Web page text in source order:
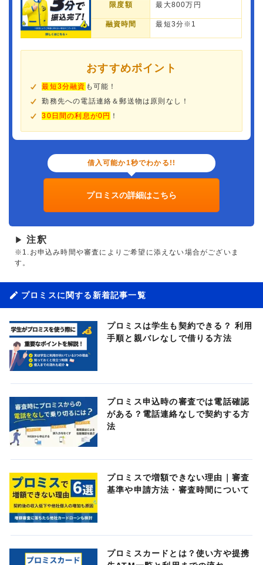
限度額 最大800万円
融資時間 最短3分※1
おすすめポイント
最短3分融資 も可能！
勤務先への電話連絡＆郵送物は原則なし！
30日間の利息が0円 ！
借入可能か1秒でわかる!!
プロミスの詳細はこちら
▶ 注釈
※1.お申込み時間や審査によりご希望に添えない場合がございま
す。
プロミスに関する新着記事一覧
プロミスは学生も契約できる？ 利用
手順と親バレなしで借りる方法
プロミス申込時の審査では電話確認
がある？電話連絡なしで契約する方
法
プロミスで増額できない理由｜審査
基準や申請方法・審査時間について
プロミスカードとは？使い方や提携